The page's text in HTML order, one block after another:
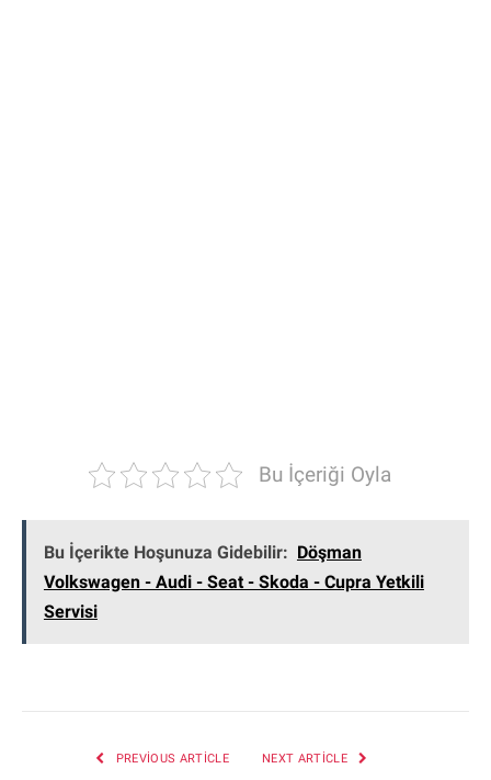
Bu İçeriği Oyla
Bu İçerikte Hoşunuza Gidebilir: Döşman
Volkswagen - Audi - Seat - Skoda - Cupra Yetkili
Servisi
PREVIOUS ARTICLE NEXT ARTICLE